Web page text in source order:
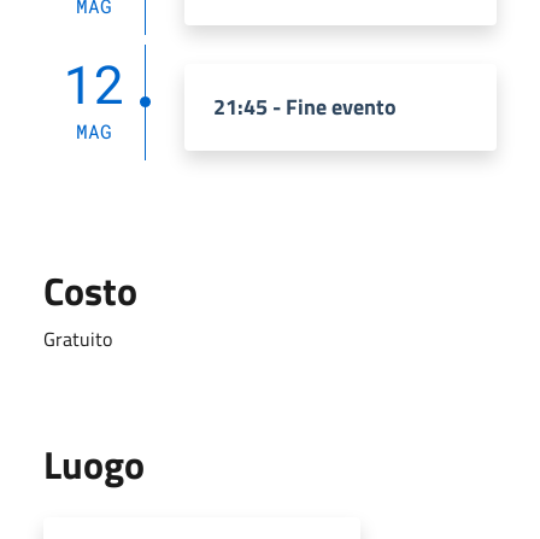
12
MAG
21:45 - Fine evento
Costo
Gratuito
Luogo